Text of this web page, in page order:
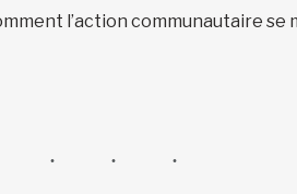
l’action communautaire